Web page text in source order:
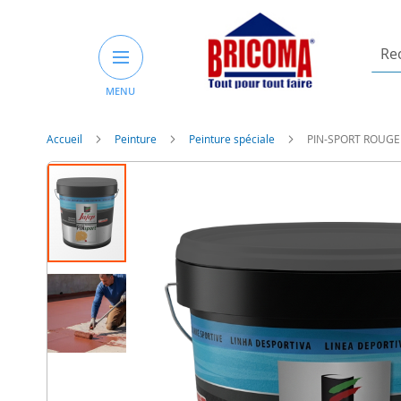
MENU
une
Accueil Peinture Peinture spéciale PIN-SPORT
Skip
to
the
end
the
images
gallery